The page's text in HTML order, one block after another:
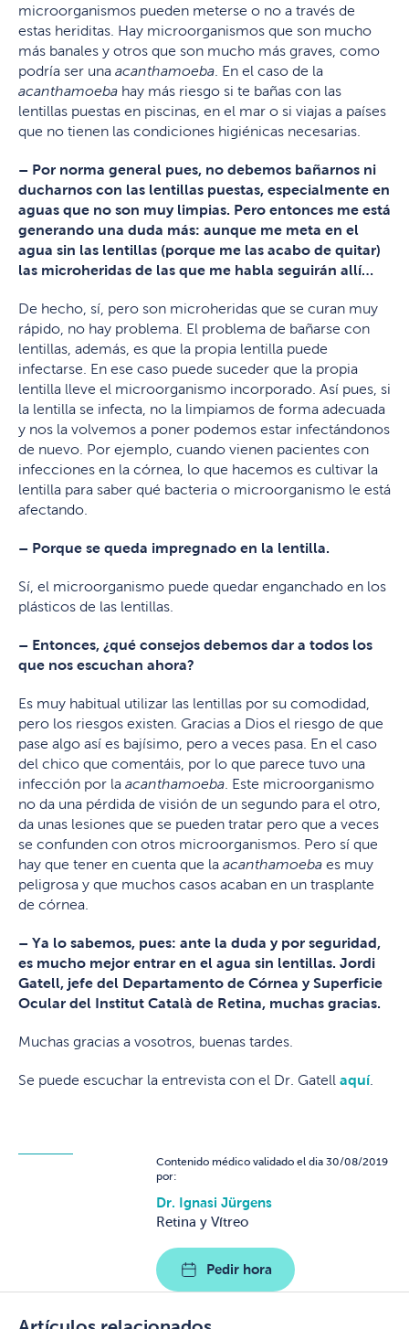
microorganismos pueden meterse o no a través de
estas heriditas. Hay microorganismos que son mucho
más banales y otros que son mucho más graves, como
podría ser una acanthamoeba . En el caso de la
acanthamoeba hay más riesgo si te bañas con las
lentillas puestas en piscinas, en el mar o si viajas a países
que no tienen las condiciones higiénicas necesarias.
– Por norma general pues, no debemos bañarnos ni
ducharnos con las lentillas puestas, especialmente en
aguas que no son muy limpias. Pero entonces me está
generando una duda más: aunque me meta en el
agua sin las lentillas (porque me las acabo de quitar)
las microheridas de las que me habla seguirán allí…
De hecho, sí, pero son microheridas que se curan muy
rápido, no hay problema. El problema de bañarse con
lentillas, además, es que la propia lentilla puede
infectarse. En ese caso puede suceder que la propia
lentilla lleve el microorganismo incorporado. Así pues, si
la lentilla se infecta, no la limpiamos de forma adecuada
y nos la volvemos a poner podemos estar infectándonos
de nuevo. Por ejemplo, cuando vienen pacientes con
infecciones en la córnea, lo que hacemos es cultivar la
lentilla para saber qué bacteria o microorganismo le está
afectando.
– Porque se queda impregnado en la lentilla.
Sí, el microorganismo puede quedar enganchado en los
plásticos de las lentillas.
– Entonces, ¿qué consejos debemos dar a todos los
que nos escuchan ahora?
Es muy habitual utilizar las lentillas por su comodidad,
pero los riesgos existen. Gracias a Dios el riesgo de que
pase algo así es bajísimo, pero a veces pasa. En el caso
del chico que comentáis, por lo que parece tuvo una
infección por la acanthamoeba . Este microorganismo
no da una pérdida de visión de un segundo para el otro,
da unas lesiones que se pueden tratar pero que a veces
se confunden con otros microorganismos. Pero sí que
hay que tener en cuenta que la acanthamoeba es muy
peligrosa y que muchos casos acaban en un trasplante
de córnea.
– Ya lo sabemos, pues: ante la duda y por seguridad,
es mucho mejor entrar en el agua sin lentillas. Jordi
Gatell, jefe del Departamento de Córnea y Superficie
Ocular del Institut Català de Retina, muchas gracias.
Muchas gracias a vosotros, buenas tardes.
Se puede escuchar la entrevista con el Dr. Gatell aquí.
Contenido médico validado el dia 30/08/2019
por:
Dr. Ignasi Jürgens
Retina y Vítreo
Pedir hora